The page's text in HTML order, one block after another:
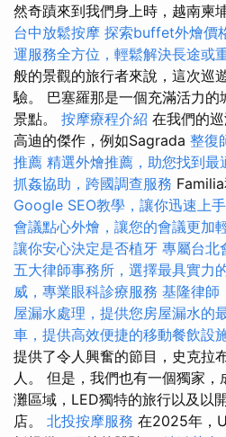
然奇蹟來到我們身上時，越南柬
台中放鬆按摩 探索buffet外燴價
運服務全方位，輕鬆解決長途或
般的景觀的旅行者來說，這次巡
驗。 巴塞羅那是一個充滿活力的
景點。 按摩療程介紹 在我們的
高迪的傑作，例如Sagrada 整復
推薦 精選外燴推薦，助您找到最
抓姦協助，跨國調查服務 Familia
Google SEO教學，讓你迅速上手
會議點心外燴，讓您的會議更加
讓你安心決定是否植牙 專屬台北
五大律師事務所，選擇最具實力
威，專業眼科診療服務 基隆律師
屋漏水處理，提供您房屋漏水的
車，提供高效便捷的移動餐飲設
提供了令人興奮的節目，史克拉
人。 但是，我們也有一個獨家
灘區域，LED獨特的旅行以及以
店。 北投按摩服務 在2025年，